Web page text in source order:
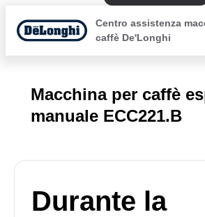
Centro assistenza
caffè De'Longhi
Macchina per caffè
manuale ECC221.B
Durante la